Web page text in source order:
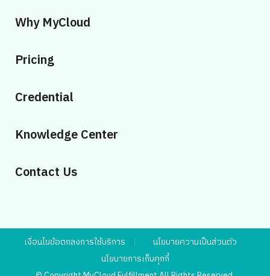
Why MyCloud
Pricing
Credential
Knowledge Center
Contact Us
เงื่อนไขข้อตกลงการใช้บริการ
นโยบายความเป็นส่วนตัว
นโยบายการเก็บคุกกี้